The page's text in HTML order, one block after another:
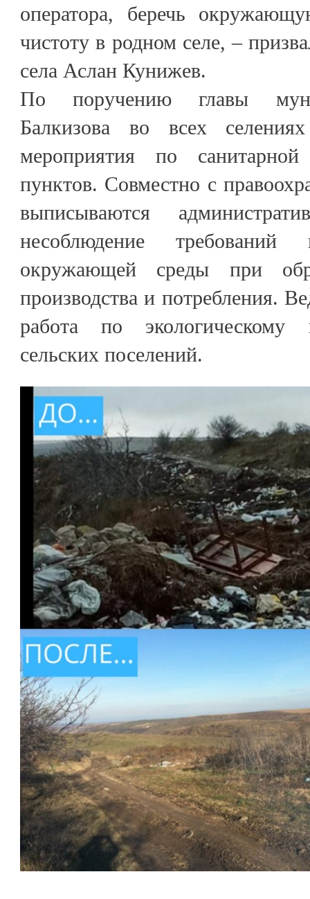
оператора, беречь
чистоту в родном селе, –
села Аслан Кунижев.
По поручению главы
Балкизова во всех
мероприятия по
пунктов. Совместно с
выписываются
несоблюдение
окружающей среды при
производства и потребления.
работа по экологическому
сельских поселений.